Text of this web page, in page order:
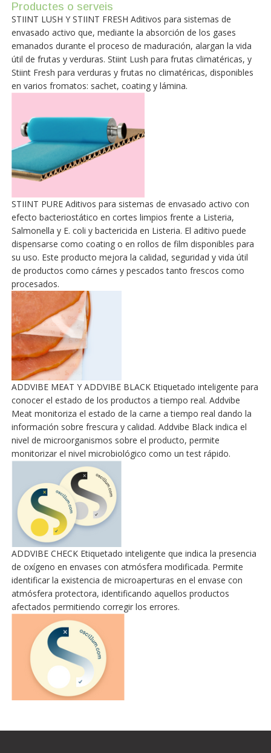
Productes o serveis
STIINT LUSH Y STIINT FRESH Aditivos para sistemas de
envasado activo que, mediante la absorción de los gases
emanados durante el proceso de maduración, alargan la vida
útil de frutas y verduras. Stiint Lush para frutas climatéricas, y
Stiint Fresh para verduras y frutas no climatéricas, disponibles
en varios fromatos: sachet, coating y lámina.
STIINT PURE Aditivos para sistemas de envasado activo con
efecto bacteriostático en cortes limpios frente a Listeria,
Salmonella y E. coli y bactericida en Listeria. El aditivo puede
dispensarse como coating o en rollos de film disponibles para
su uso. Este producto mejora la calidad, seguridad y vida útil
de productos como cárnes y pescados tanto frescos como
procesados.
ADDVIBE MEAT Y ADDVIBE BLACK Etiquetado inteligente para
conocer el estado de los productos a tiempo real. Addvibe
Meat monitoriza el estado de la carne a tiempo real dando la
información sobre frescura y calidad. Addvibe Black indica el
nivel de microorganismos sobre el producto, permite
monitorizar el nivel microbiológico como un test rápido.
ADDVIBE CHECK Etiquetado inteligente que indica la presencia
de oxígeno en envases con atmósfera modificada. Permite
identificar la existencia de microaperturas en el envase con
atmósfera protectora, identificando aquellos productos
afectados permitiendo corregir los errores.